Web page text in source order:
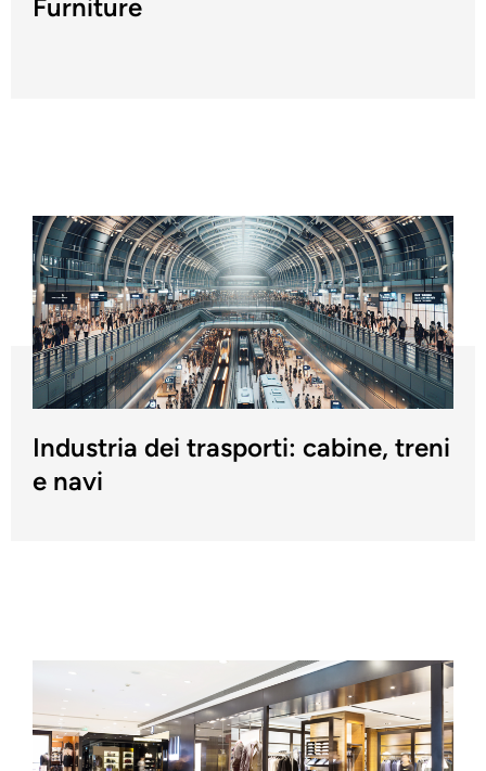
Furniture
Industria dei trasporti: cabine, treni
e navi